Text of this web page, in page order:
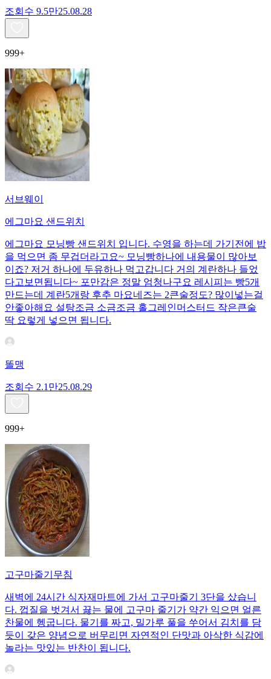
조회수 9.5만25.08.28
999+
서브웨이
에그마요 샌드위치
에그마요 모닝빵 샌드위치 입니다. 수영을 하는데 가기전에 밥
을 먹으면 좀 무겁더라고요~ 모닝빵하나에 내용물이 많아보
이죠? 저거 하나에 두유하나 먹고갑니다 거의 계란하나 들었
다고보면됩니다~ 포만감은 정말 엄청나구요 레시피는 빵5개
만드는데 계란5개랑 후추 마요네즈는 2큰술정도? 많이넣는걸
안좋아해요 설탕조금 소금조금 홀그레인머스터드 작은큰술
딱 요렇게 넣으면 됩니다.
똘맹
조회수 2.1만25.08.29
999+
고구마줄기무침
새벽에 24시간 식자재마트에 가서 고구마줄기 3단을 샀습니
다. 껍질을 벗겨서 끓는 물에 고구마 줄기가 약간 익으면 얼른
찬물에 헹굽니다. 물기를 짜고, 밀가루 풀을 쑤어서 김치를 담
듯이 갖은 양념으로 버무리면 자연적인 단맛과 아삭한 식감에
놀라는 맛있는 반찬이 됩니다.